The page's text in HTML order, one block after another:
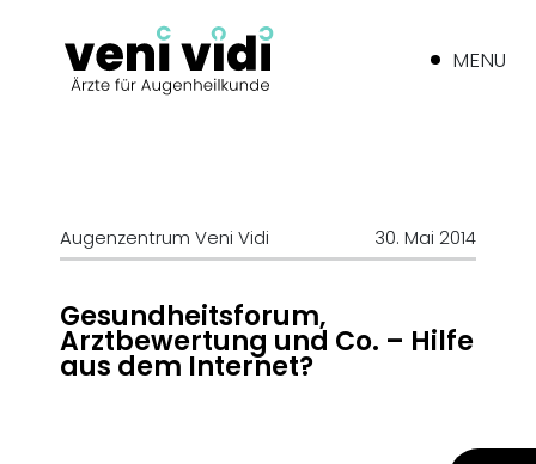
MENU
Augenzentrum Veni Vidi 30. Mai 2014
Gesundheitsforum,
Arztbewertung und Co. – Hilfe
aus dem Internet?